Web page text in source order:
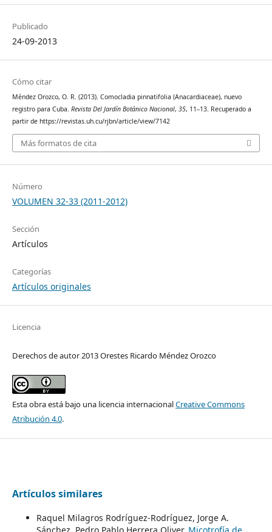
Publicado
24-09-2013
Cómo citar
Méndez Orozco, O. R. (2013). Comocladia pinnatifolia (Anacardiaceae), nuevo
registro para Cuba. Revista Del Jardín Botánico Nacional, 35, 11–13. Recuperado a
partir de https://revistas.uh.cu/rjbn/article/view/7142
Más formatos de cita
Número
VOLUMEN 32-33 (2011-2012)
Sección
Artículos
Categorías
Artículos originales
Licencia
Derechos de autor 2013 Orestes Ricardo Méndez Orozco
Esta obra está bajo una licencia internacionalCreative Commons
Atribución 4.0.
Artículos similares
Raquel Milagros Rodríguez-Rodríguez, Jorge A.